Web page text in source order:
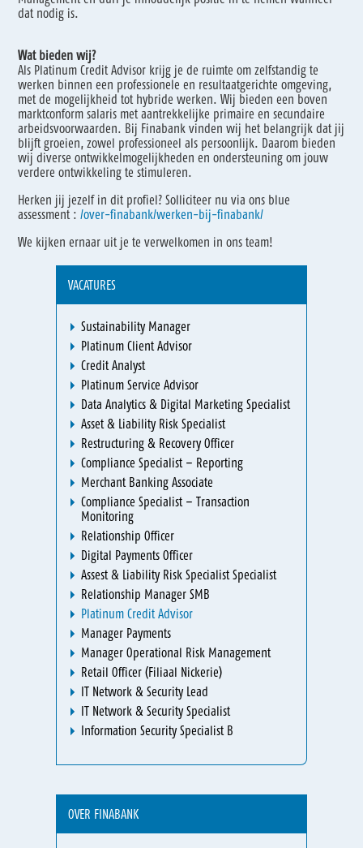
dat nodig is.
Wat bieden wij?
Als Platinum Credit Advisor krijg je de ruimte om zelfstandig te
werken binnen een professionele en resultaatgerichte omgeving,
met de mogelijkheid tot hybride werken. Wij bieden een boven
marktconform salaris met aantrekkelijke primaire en secundaire
arbeidsvoorwaarden. Bij Finabank vinden wij het belangrijk dat jij
blijft groeien, zowel professioneel als persoonlijk. Daarom bieden
wij diverse ontwikkelmogelijkheden en ondersteuning om jouw
verdere ontwikkeling te stimuleren.
Herken jij jezelf in dit profiel? Solliciteer nu via ons blue
assessment :/over-finabank/werken-bij-finabank/
We kijken ernaar uit je te verwelkomen in ons team!
VACATURES
Sustainability Manager
Platinum Client Advisor
Credit Analyst
Platinum Service Advisor
Data Analytics & Digital Marketing Specialist
Asset & Liability Risk Specialist
Restructuring & Recovery Officer
Compliance Specialist – Reporting
Merchant Banking Associate
Compliance Specialist – Transaction
Monitoring
Relationship Officer
Digital Payments Officer
Assest & Liability Risk Specialist Specialist
Relationship Manager SMB
Platinum Credit Advisor
Manager Payments
Manager Operational Risk Management
Retail Officer (Filiaal Nickerie)
IT Network & Security Lead
IT Network & Security Specialist
Information Security Specialist B
OVER FINABANK